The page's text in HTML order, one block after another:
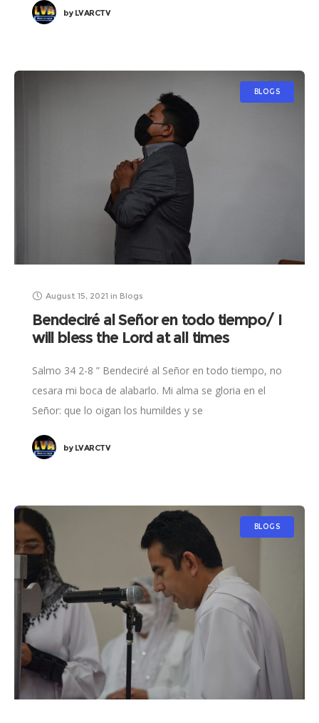
byLVARCTV
BLOGS
August 15, 2021 in Blogs
Bendeciré al Señor en todo tiempo/ I
will bless the Lord at all times
Salmo 34 2-8 ” Bendeciré al Señor en todo tiempo, no
cesara mi boca de alabarlo. Mi alma se gloria en el
Señor: que lo oigan los humildes y se
byLVARCTV
BLOGS